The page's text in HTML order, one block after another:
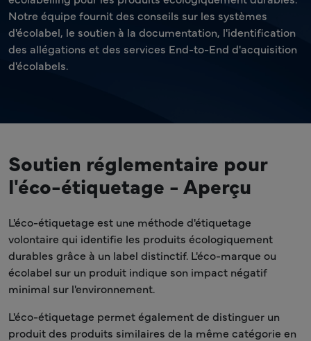
Notre équipe fournit des conseils sur les systèmes
d'écolabel, le soutien à la documentation, l'identification
des allégations et des services End-to-End d'acquisition
d'écolabels.
Soutien réglementaire pour
l'éco-étiquetage - Aperçu
L'éco-étiquetage est une méthode d'étiquetage
volontaire qui identifie les produits écologiquement
durables grâce à un label distinctif. L'éco-marque ou
écolabel sur un produit indique son impact négatif
minimal sur l'environnement.
L'éco-étiquetage permet également de distinguer un
produit des produits similaires de la même catégorie en